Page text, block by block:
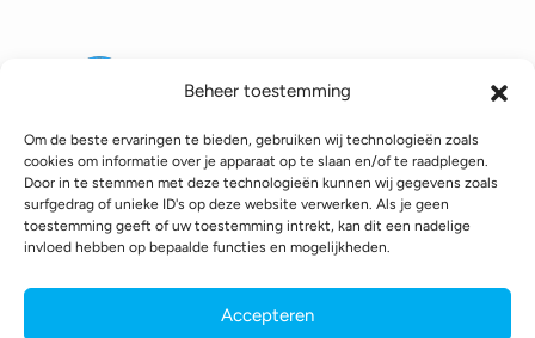
Beheer toestemming
Om de beste ervaringen te bieden, gebruiken wij technologieën zoals
cookies om informatie over je apparaat op te slaan en/of te raadplegen.
Door in te stemmen met deze technologieën kunnen wij gegevens zoals
surfgedrag of unieke ID's op deze website verwerken. Als je geen
toestemming geeft of uw toestemming intrekt, kan dit een nadelige
invloed hebben op bepaalde functies en mogelijkheden.
Accepteren
BTW: BE0771.941.935
© 2025 DroneDepot. Alle rechten voorbehouden.
Toegankelijkheidsverklaring